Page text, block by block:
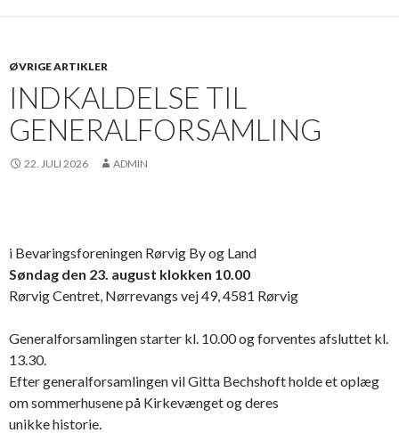
ØVRIGE ARTIKLER
INDKALDELSE TIL
GENERALFORSAMLING
22. JULI 2026 ADMIN
i Bevaringsforeningen Rørvig By og Land
Søndag den 23. august klokken 10.00
Rørvig Centret, Nørrevangs vej 49, 4581 Rørvig
Generalforsamlingen starter kl. 10.00 og forventes afsluttet kl.
13.30.
Efter generalforsamlingen vil Gitta Bechshoft holde et oplæg
om sommerhusene på Kirkevænget og deres
unikke historie.